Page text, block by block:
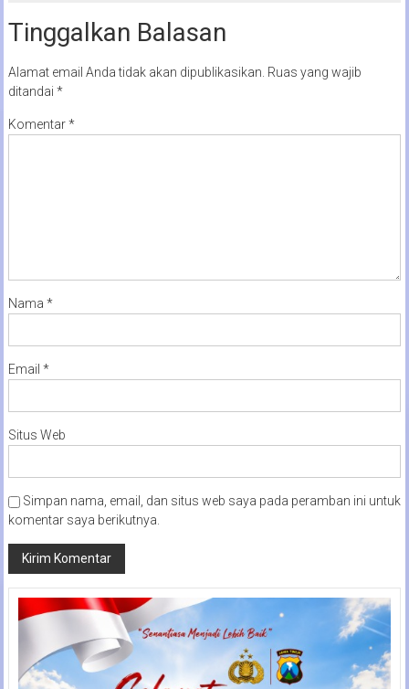
Tinggalkan Balasan
Alamat email Anda tidak akan dipublikasikan. Ruas yang wajib
ditandai *
Komentar*
Nama *
Email *
Situs Web
Simpan nama, email, dan situs web saya pada peramban ini untuk
komentar saya berikutnya.